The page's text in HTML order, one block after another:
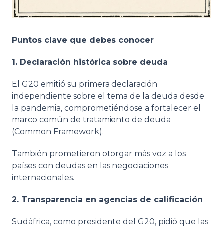
Puntos clave que debes conocer
1. Declaración histórica sobre deuda
El G20 emitió su primera declaración
independiente sobre el tema de la deuda desde
la pandemia, comprometiéndose a fortalecer el
marco común de tratamiento de deuda
(Common Framework).
También prometieron otorgar más voz a los
países con deudas en las negociaciones
internacionales.
2. Transparencia en agencias de calificación
Sudáfrica, como presidente del G20, pidió que las